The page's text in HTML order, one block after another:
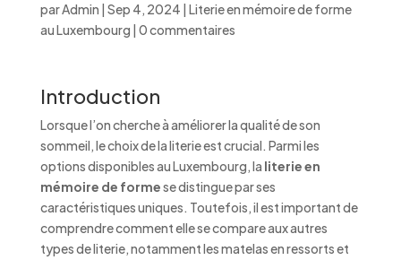
parAdmin | Sep 4, 2024 | Literie en mémoire de forme
au Luxembourg | 0 commentaires
Introduction
Lorsque l’on cherche à améliorer la qualité de son
sommeil, le choix de la literie est crucial. Parmi les
options disponibles au Luxembourg, la literie en
mémoire de formese distingue par ses
caractéristiques uniques. Toutefois, il est important de
comprendre comment elle se compare aux autres
types de literie, notamment les matelas en ressorts et